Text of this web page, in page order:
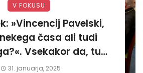
V FOKUSU
»Vincencij Pavelski,
časa ali tudi
Vsekakor da, tudi
današnjega«
31. januarja, 2025